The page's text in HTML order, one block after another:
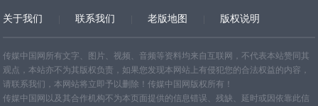
关于我们 联系我们 老版地图 版权说明
网站地图
传媒中国网所有文字、图片、视频、音频等资料均来自互联网，不代表本站赞同其
观点，本站亦不为其版权负责，如果您发现本网站上有侵犯您的合法权益的内容，
请联系我们，本网站将立即予以删除！传媒中国网版权所有！
传媒中国网以及其合作机构不为本页面提供的信息错误、残缺、延时或因依靠此信